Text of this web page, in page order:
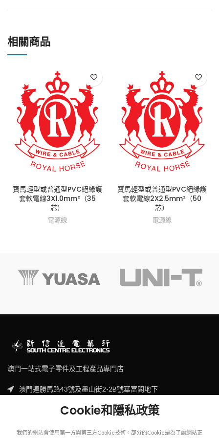
相關商品
寶馬輕型或普通型PVC絕緣護
套軟電線3X1.0mm²（35
芯）
電源線
寶馬輕型或普通型PVC絕緣護
套軟電線2X2.5mm²（50
芯）
電源線
澳門一站式電子零件及工程產品專門店
澳門連勝馬路43號及墨山街2-2B號華富閣地下
Email: sales@scecl.comCookie和隱私政策
我們的網站會使用第一方與第三方Cookie技術。部分的Cookie是為了讓網站正